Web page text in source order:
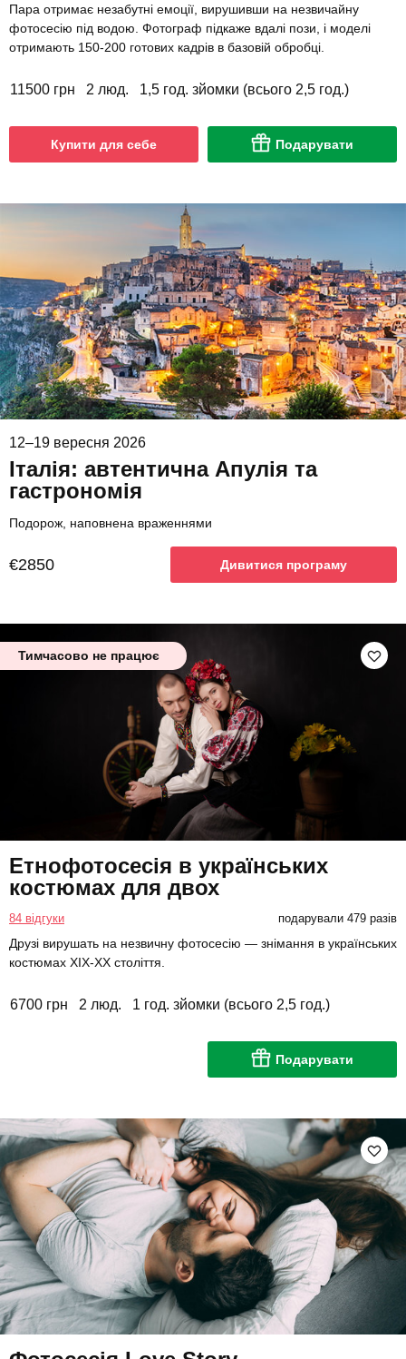
Пара отримає незабутні емоції, вирушивши на незвичайну
фотосесію під водою. Фотограф підкаже вдалі пози, і моделі
отримають 150-200 готових кадрів в базовій обробці.
11500 грн 2 люд. 1,5 год. зйомки (всього 2,5 год.)
Купити для себе Подарувати
12–19 вересня 2026
Італія: автентична Апулія та
гастрономія
Подорож, наповнена враженнями
€2850 Дивитися програму
Тимчасово не працює
Етнофотосесія в українських
костюмах для двох
84 відгуки подарували 479 разів
Друзі вирушать на незвичну фотосесію — знімання в українських
костюмах XIX-XX століття.
6700 грн 2 люд. 1 год. зйомки (всього 2,5 год.)
Подарувати